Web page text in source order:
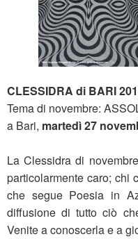
CLESSIDRA di BARI
Tema di novembre:
a Bari, martedì 27
La Clessidra di
particolarmente caro; chi
che segue Poesia in
diffusione di tutto ciò
Venite a conoscerla e a